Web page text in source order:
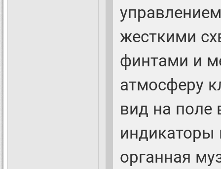
жесткими
финтами и
атмосферу
вид на поле
индикаторы
органная